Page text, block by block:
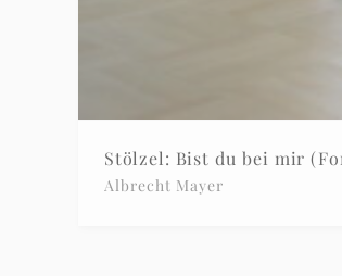
Stölzel: Bist du bei mir
Albrecht Mayer